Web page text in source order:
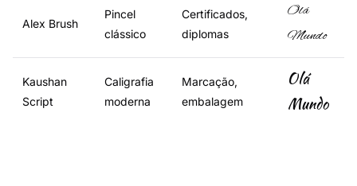
Alex Brush
Pincel
clássico
Certificados,
diplomas
Olá
Mundo
Kaushan
Script
Caligrafia
moderna
Marcação,
embalagem
Olá
Mundo